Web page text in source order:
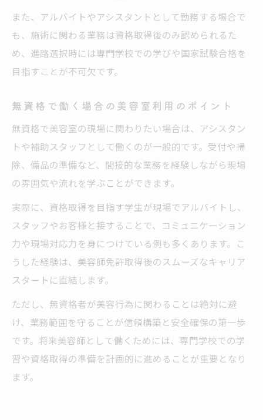
また、アルバイトやアシスタントとして勤務する場合で
も、施術に関わる業務は資格取得後のみ認められるた
め、進路選択時には専門学校での学びや国家試験合格を
目指すことが不可欠です。
無資格で働く場合の美容室利用のポイント
無資格で美容室の現場に関わりたい場合は、アシスタン
トや補助スタッフとして働くのが一般的です。受付や掃
除、備品の準備など、間接的な業務を経験しながら現場
の雰囲気や流れを学ぶことができます。
実際に、資格取得を目指す学生が現場でアルバイトし、
スタッフやお客様と接することで、コミュニケーション
力や現場対応力を身につけている例も多くあります。こ
うした経験は、美容師免許取得後のスムーズなキャリア
スタートに直結します。
ただし、無資格者が美容行為に関わることは絶対に避
け、業務範囲を守ることが信頼構築と安全確保の第一歩
です。将来美容師として働くためには、専門学校での学
習や資格取得の準備を計画的に進めることが重要となり
ます。